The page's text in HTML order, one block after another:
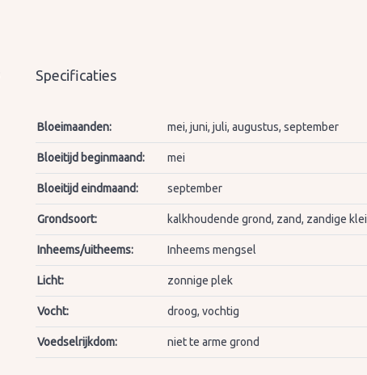
Specificaties
Bloeimaanden: mei, juni, juli, augustus, september
Bloeitijd beginmaand: mei
Bloeitijd eindmaand: september
Grondsoort: kalkhoudende grond, zand, zandige klei
Inheems/uitheems: Inheems mengsel
Licht: zonnige plek
Vocht: droog, vochtig
Voedselrijkdom: niet te arme grond